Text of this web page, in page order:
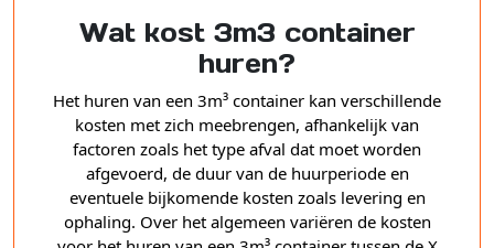
Wat kost 3m3 container
huren?
Het huren van een 3m³ container kan verschillende
kosten met zich meebrengen, afhankelijk van
factoren zoals het type afval dat moet worden
afgevoerd, de duur van de huurperiode en
eventuele bijkomende kosten zoals levering en
ophaling. Over het algemeen variëren de kosten